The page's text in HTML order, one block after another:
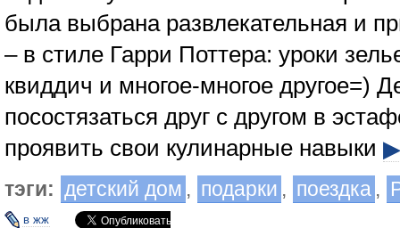
была выбрана развлекательная и
– в стиле Гарри Поттера: уроки
квиддич и многое-многое другое=)
посостязаться друг с другом в
проявить свои кулинарные навыки ▶
тэги: детский дом , подарки , поездка ,
в жж